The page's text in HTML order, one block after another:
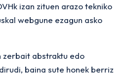
izan zituen arazo tekniko
webgune ezagun asko
zerbait abstraktu edo
baina sute honek berriz